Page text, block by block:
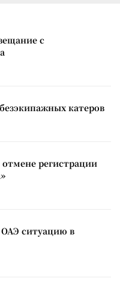
с
катеров
регистрации
ситуацию в